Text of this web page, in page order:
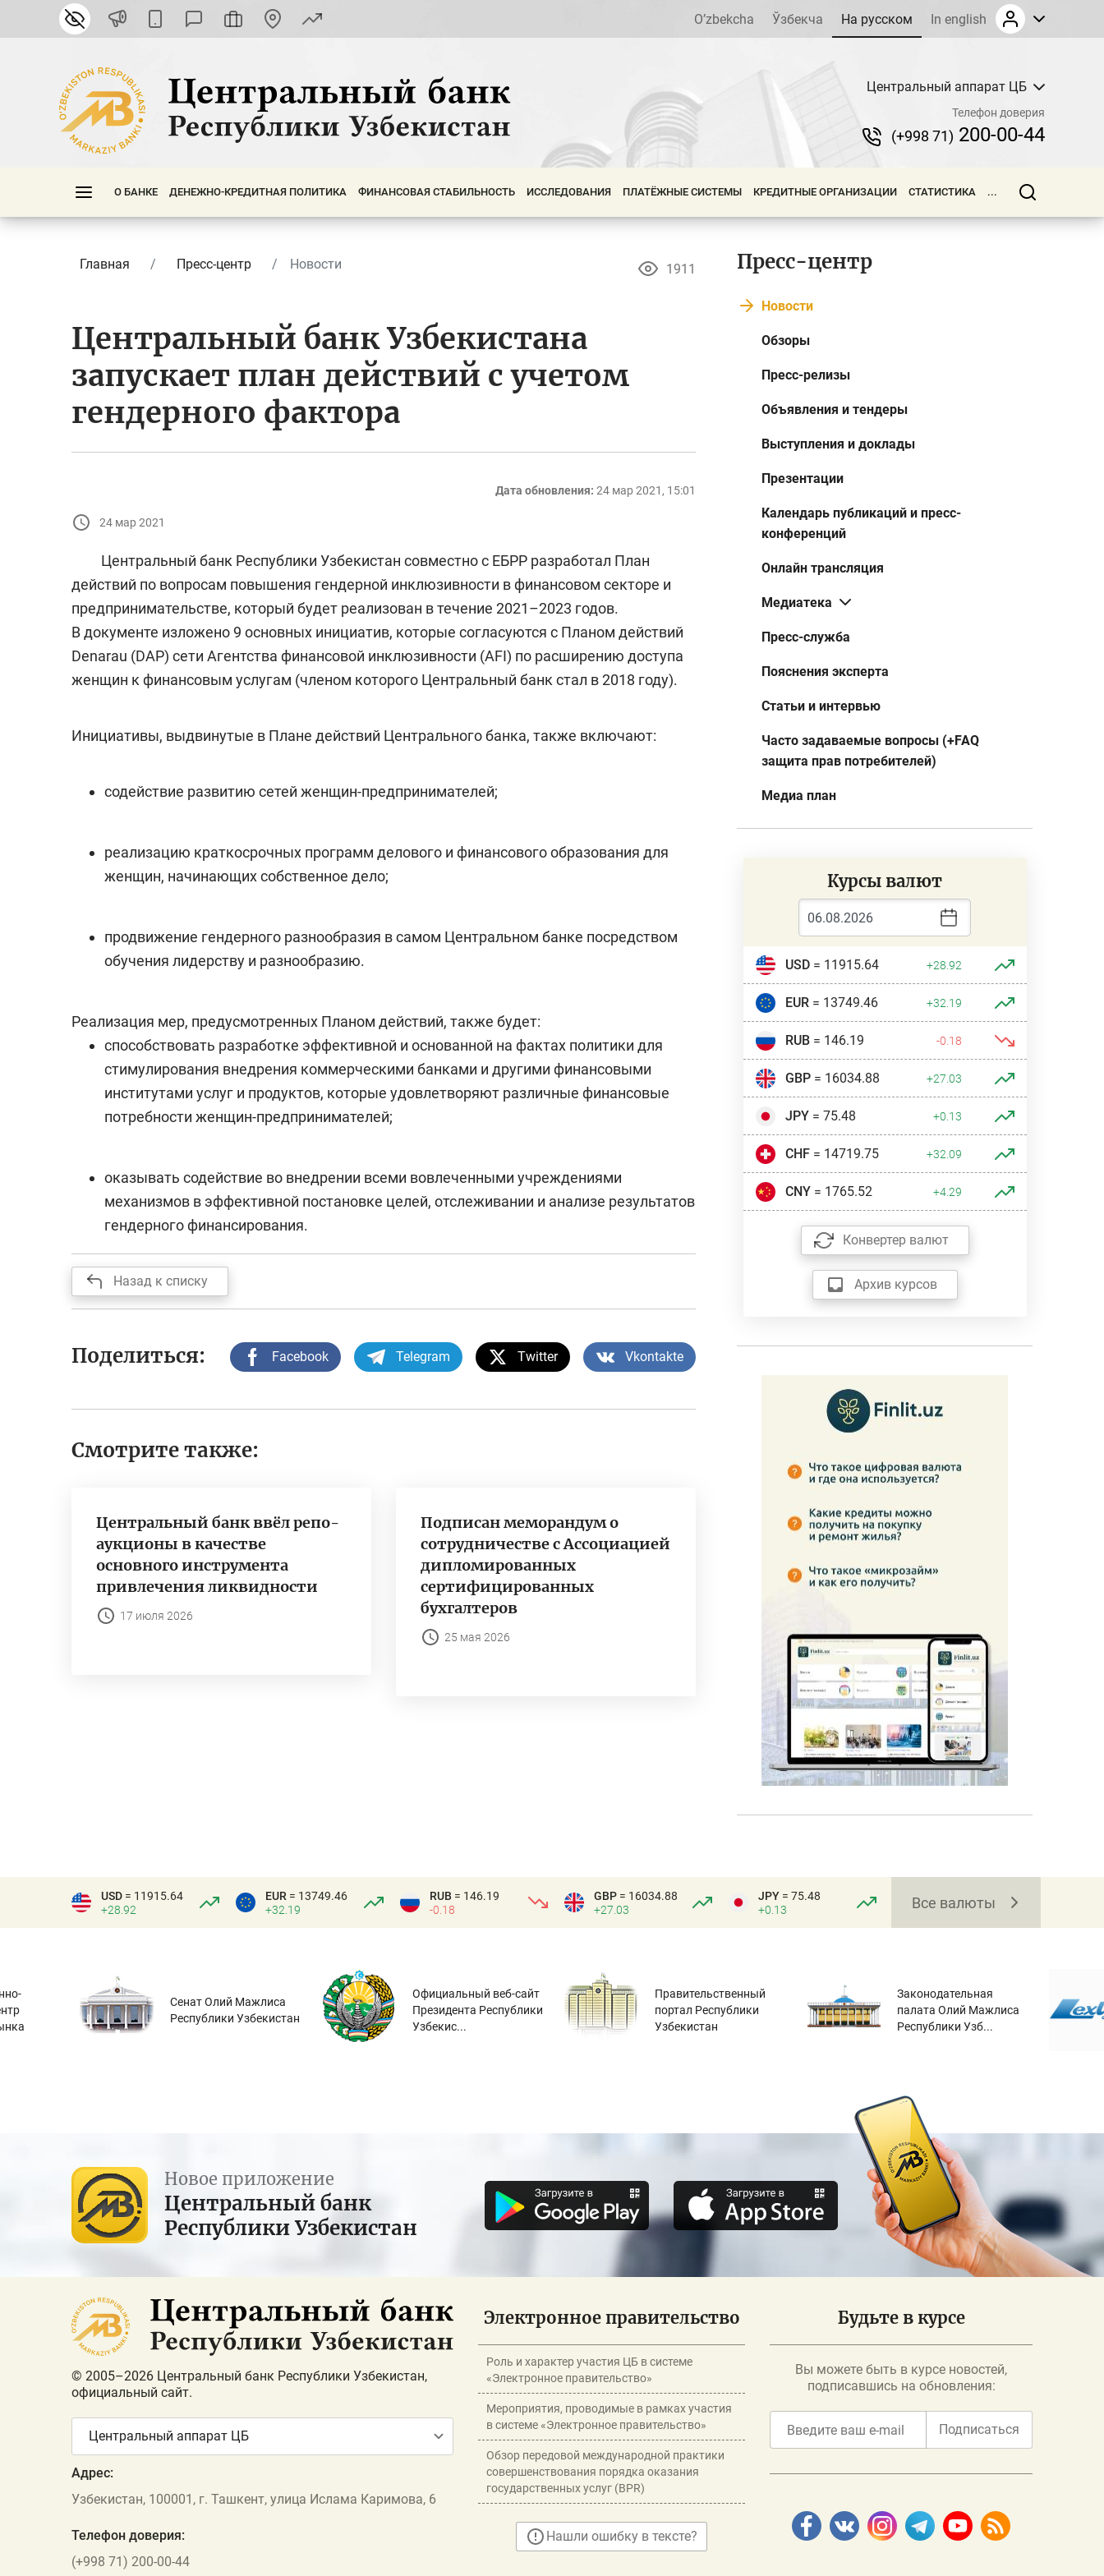
O’zbekcha Ўзбекча На русском In english
Центральный аппарат ЦБ
Телефон доверия
(+998 71) 200-00-44
О БАНКЕ ДЕНЕЖНО-КРЕДИТНАЯ ПОЛИТИКА ФИНАНСОВАЯ СТАБИЛЬНОСТЬ ИССЛЕДОВАНИЯ ПЛАТЁЖНЫЕ СИСТЕМЫ КРЕДИТНЫЕ ОРГАНИЗАЦИИ СТАТИСТИКА ...
Главная Пресс-центр Новости 1911
Центральный банк Узбекистана
запускает план действий с учетом
гендерного фактора
Дата обновления: 24 мар 2021, 15:01
24 мар 2021
Центральный банк Республики Узбекистан совместно с ЕБРР разработал План
действий по вопросам повышения гендерной инклюзивности в финансовом секторе и
предпринимательстве, который будет реализован в течение 2021–2023 годов.
В документе изложено 9 основных инициатив, которые согласуются с Планом действий
Denarau (DAP) сети Агентства финансовой инклюзивности (AFI) по расширению доступа
женщин к финансовым услугам (членом которого Центральный банк стал в 2018 году).
Инициативы, выдвинутые в Плане действий Центрального банка, также включают:
содействие развитию сетей женщин-предпринимателей;
реализацию краткосрочных программ делового и финансового образования для
женщин, начинающих собственное дело;
продвижение гендерного разнообразия в самом Центральном банке посредством
обучения лидерству и разнообразию.
Реализация мер, предусмотренных Планом действий, также будет:
способствовать разработке эффективной и основанной на фактах политики для
стимулирования внедрения коммерческими банками и другими финансовыми
институтами услуг и продуктов, которые удовлетворяют различные финансовые
потребности женщин-предпринимателей;
оказывать содействие во внедрении всеми вовлеченными учреждениями
механизмов в эффективной постановке целей, отслеживании и анализе результатов
гендерного финансирования.
Назад к списку
Поделиться: Facebook Telegram Twitter Vkontakte
Смотрите также:
Центральный банк ввёл репо-
аукционы в качестве
основного инструмента
привлечения ликвидности
17 июля 2026
Подписан меморандум о
сотрудничестве с Ассоциацией
дипломированных
сертифицированных
бухгалтеров
25 мая 2026
Пресс-центр
Новости
Обзоры
Пресс-релизы
Объявления и тендеры
Выступления и доклады
Презентации
Календарь публикаций и пресс-
конференций
Онлайн трансляция
Медиатека
Пресс-служба
Пояснения эксперта
Статьи и интервью
Часто задаваемые вопросы (+FAQ
защита прав потребителей)
Медиа план
Курсы валют
USD= 11915.64 +28.92
EUR= 13749.46 +32.19
RUB= 146.19 -0.18
GBP= 16034.88 +27.03
JPY= 75.48 +0.13
CHF= 14719.75 +32.09
CNY= 1765.52 +4.29
Конвертер валют
Архив курсов
USD = 11915.64
+28.92
EUR = 13749.46
+32.19
RUB = 146.19
-0.18
GBP = 16034.88
+27.03
JPY = 75.48
+0.13
Все валюты
Сенат Олий Мажлиса
Республики Узбекистан
Официальный веб-сайт
Президента Республики
Узбекис...
Правительственный
портал Республики
Узбекистан
Законодательная
палата Олий Мажлиса
Республики Узб...
Новое приложение
Центральный банк
Республики Узбекистан
© 2005–2026 Центральный банк Республики Узбекистан,
официальный сайт.
Центральный аппарат ЦБ
Адрес:
Узбекистан, 100001, г. Ташкент, улица Ислама Каримова, 6
Телефон доверия:
(+998 71) 200-00-44
Электронное правительство
Роль и характер участия ЦБ в системе
«Электронное правительство»
Мероприятия, проводимые в рамках участия
в системе «Электронное правительство»
Обзор передовой международной практики
совершенствования порядка оказания
государственных услуг (BPR)
Нашли ошибку в тексте?
Будьте в курсе
Вы можете быть в курсе новостей,
подписавшись на обновления:
Подписаться